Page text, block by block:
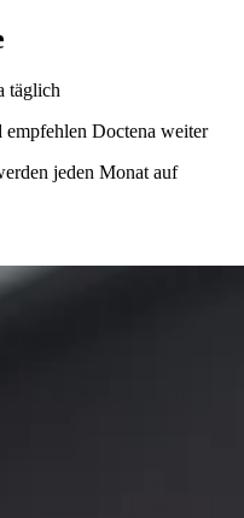
täglich
empfehlen Doctena weiter
jeden Monat auf